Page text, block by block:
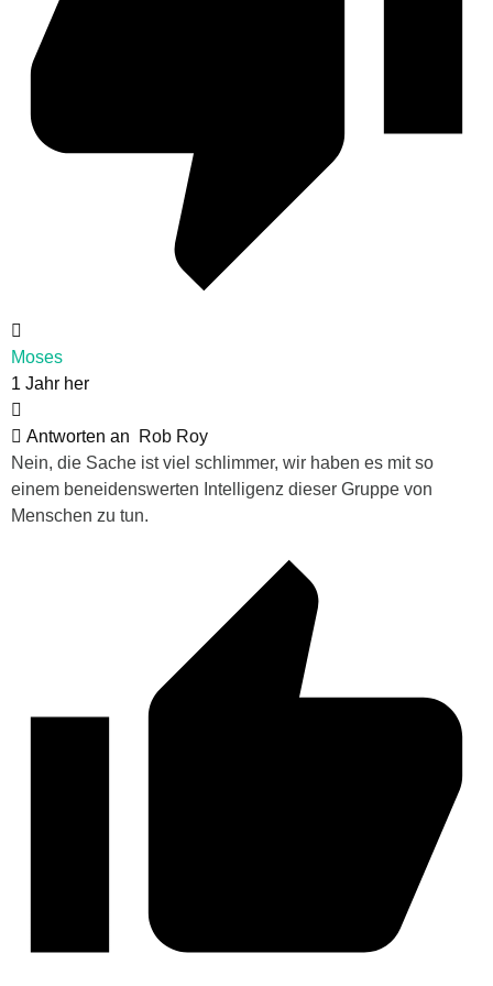
Moses
1 Jahr her
Antworten an
Rob Roy
Nein, die Sache ist viel schlimmer, wir haben es mit so
einem beneidenswerten Intelligenz dieser Gruppe von
Menschen zu tun.